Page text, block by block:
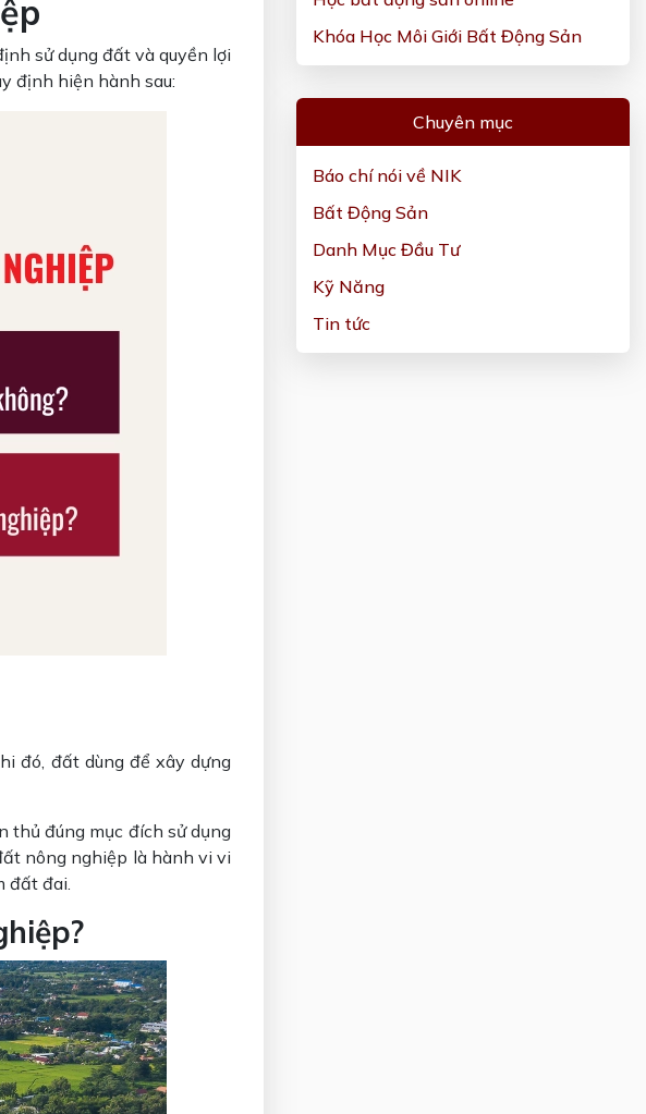
sử dụng đất và quyền lợi
định hiện hành sau:
đó, đất dùng để xây dựng
thủ đúng mục đích sử dụng
nông nghiệp là hành vi vi
đất đai.
Khóa Học Môi Giới Bất Động Sản
Chuyên mục
Báo chí nói về NIK
Bất Động Sản
Danh Mục Đầu Tư
Kỹ Năng
Tin tức